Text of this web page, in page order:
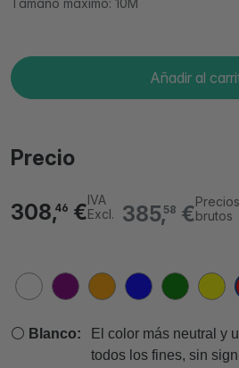
Tamaño máximo: 10M
Añadir al
Precio
385,58 €Precios
brutos
308,46 €IVA
Excl.
⚪ Blanco:
El color más neutral y
todos los fines, sin